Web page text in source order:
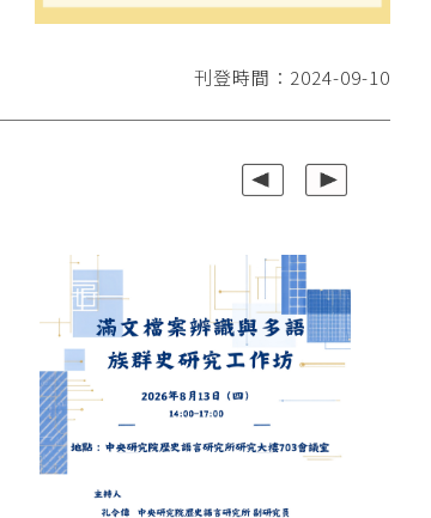
刊登時間：2024-09-10
上一組